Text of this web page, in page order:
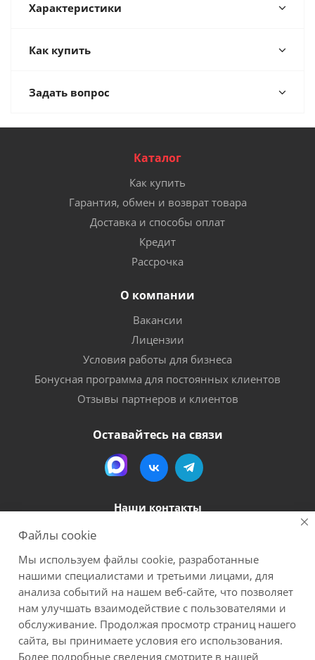
Характеристики
Как купить
Задать вопрос
Каталог
Как купить
Гарантия, обмен и возврат товара
Доставка и способы оплат
Кредит
Рассрочка
О компании
Вакансии
Лицензии
Условия работы для бизнеса
Бонусная программа для постоянных клиентов
Отзывы партнеров и клиентов
Оставайтесь на связи
Наши контакты
megapack-secr@inbox.ru
2026 Мегапак
Все материалы данного сайта являются объектами авторского права (в
том числе дизайн). Запрещается копирование, распространение (в том
числе путем копирования на другие сайты и ресурсы в Интернете) или
Файлы cookie
Мы используем файлы cookie, разработанные
нашими специалистами и третьими лицами, для
анализа событий на нашем веб-сайте, что позволяет
нам улучшать взаимодействие с пользователями и
обслуживание. Продолжая просмотр страниц нашего
сайта, вы принимаете условия его использования.
Более подробные сведения смотрите в нашей